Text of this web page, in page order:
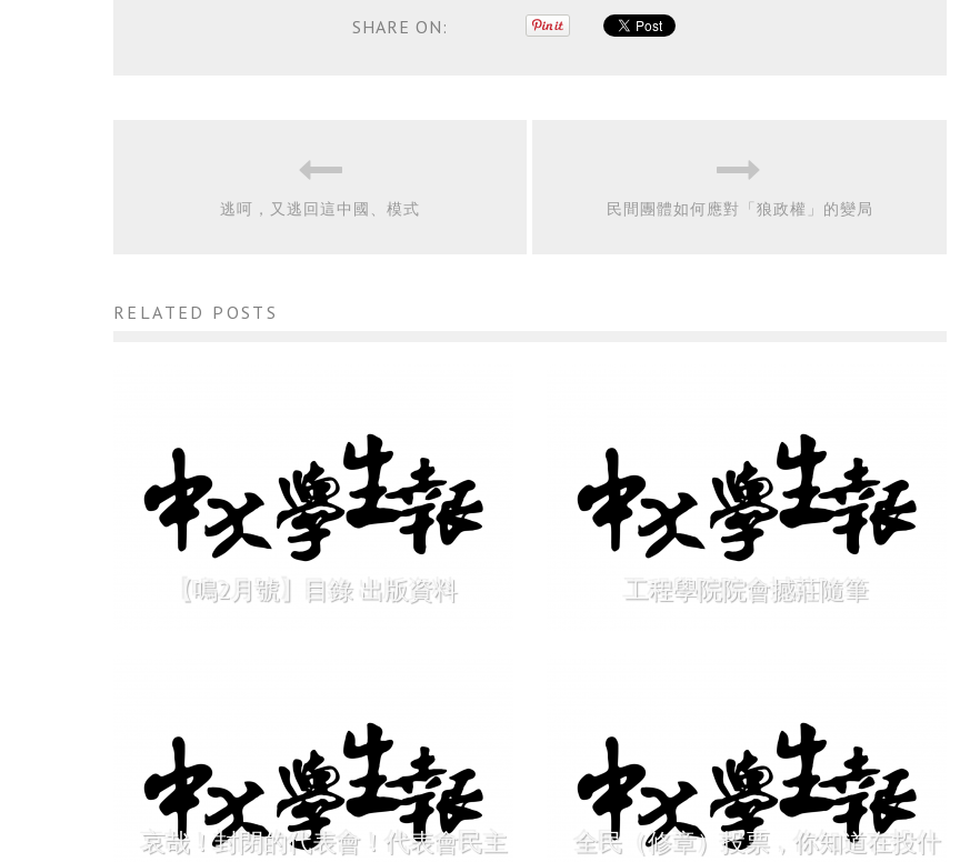
SHARE ON:
逃呵，又逃回這中國、模式 民間團體如何應對「狼政權」的變局
RELATED POSTS
【鳴2月號】目錄 出版資料 工程學院院會撼莊隨筆
哀哉！封閉的代表會！代表會民主
全民（修章）投票，你知道在投什